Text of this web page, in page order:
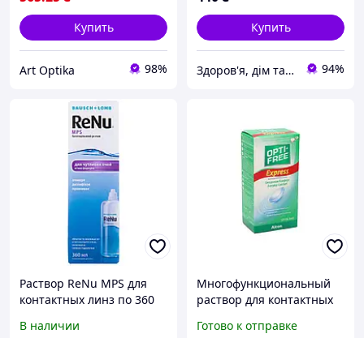
Купить
Art Optika 98%
Купить
Здоров'я, дім та сім'я 94%
Раствор ReNu MPS для
контактных линз по 360
В наличии
Многофункциональный
раствор для контактных
120 мл
Готово к отправке